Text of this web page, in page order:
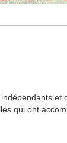
qui ont